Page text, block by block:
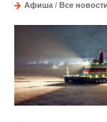
Афиша / Все новости